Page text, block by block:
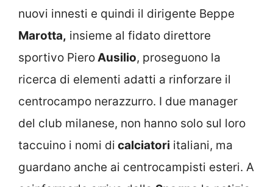
nuovi innesti e quindi il dirigente Beppe
Marotta, insieme al fidato direttore
sportivo PieroAusilio, proseguono la
ricerca di elementi adatti a rinforzare il
centrocampo nerazzurro. I due manager
del club milanese, non hanno solo sul loro
taccuino i nomi di calciatori italiani, ma
guardano anche ai centrocampisti esteri. A